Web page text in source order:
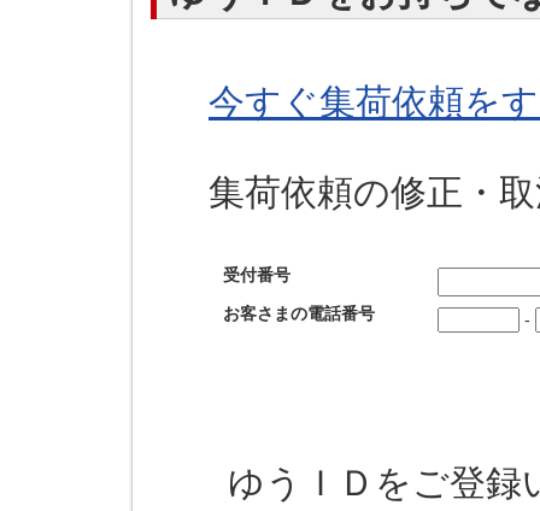
今すぐ集荷依頼を
集荷依頼の修正・取
受付番号
お客さまの電話番号
-
ゆうＩＤをご登録